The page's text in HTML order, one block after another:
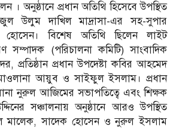
। অনুষ্ঠানে প্রধান অতিথি হিসেবে উপস্থিত
উলুম দাখিল মাদ্রাসা-এর সহ-সুপার
হোসেন। বিশেষ অতিথি ছিলেন লাইট
সম্পাদক (পরিচালনা কমিটি) সাংবাদিক
প্রতিষ্ঠান প্রধান উপদেষ্টা কবির আহমেদ
আয়ুব ও সাইফুল ইসলাম। প্রধান
নুরুল আজিমের সভাপতিত্বে এবং শিক্ষক
সঞ্চালনায় অনুষ্ঠানে আরও উপস্থিত
মালেক, সাদেক হোসেন ও নুরুল ইসলাম